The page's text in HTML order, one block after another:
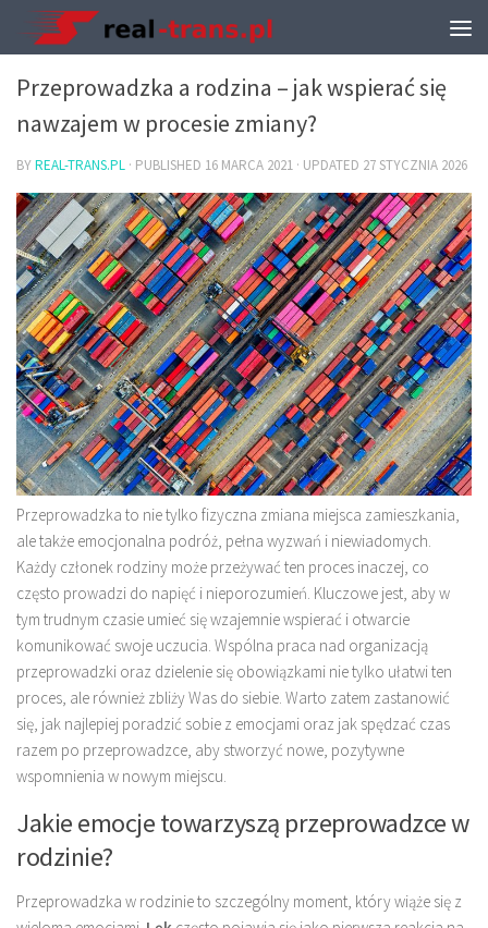
TRANSPORT I PRZEPROWADZKI
Przeprowadzka a rodzina – jak wspierać się
nawzajem w procesie zmiany?
BYREAL-TRANS.PL · PUBLISHED 16 MARCA 2021 · UPDATED 27 STYCZNIA 2026
Przeprowadzka to nie tylko fizyczna zmiana miejsca zamieszkania,
ale także emocjonalna podróż, pełna wyzwań i niewiadomych.
Każdy członek rodziny może przeżywać ten proces inaczej, co
często prowadzi do napięć i nieporozumień. Kluczowe jest, aby w
tym trudnym czasie umieć się wzajemnie wspierać i otwarcie
komunikować swoje uczucia. Wspólna praca nad organizacją
przeprowadzki oraz dzielenie się obowiązkami nie tylko ułatwi ten
proces, ale również zbliży Was do siebie. Warto zatem zastanowić
się, jak najlepiej poradzić sobie z emocjami oraz jak spędzać czas
razem po przeprowadzce, aby stworzyć nowe, pozytywne
wspomnienia w nowym miejscu.
Jakie emocje towarzyszą przeprowadzce w
rodzinie?
Przeprowadzka w rodzinie to szczególny moment, który wiąże się z